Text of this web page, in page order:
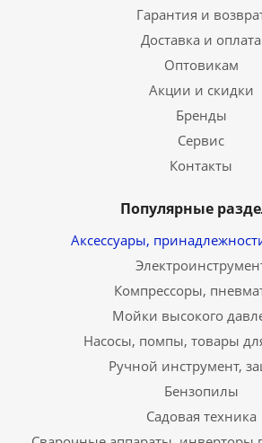
Гарантия и
Доставка и оплата
Оптовикам
Акции и скидки
Бренды
Сервис
Контакты
Популярные
Аксессуары,
Компрессоры,
Мойки высокого
Насосы, помпы, товары
Ручной инструмент,
Бензопилы
Садовая техника